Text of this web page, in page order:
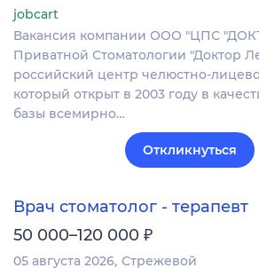
jobcart
Вакансия компании ООО "ЦПС
Приватной Стоматологии "Доктор
российский центр челюстно-
который открыт в 2003 году в
базы всемирно…
Откликнуться
Врач стоматолог - терапевт
50 000–120 000 ₽
05 августа 2026 Стрежевой